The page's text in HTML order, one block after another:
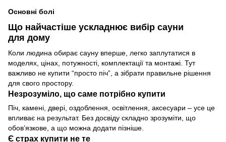
Основні болі
Що найчастіше ускладнює вибір сауни
для дому
Коли людина обирає сауну вперше, легко заплутатися в
моделях, цінах, потужності, комплектації та монтажі. Тут
важливо не купити “просто піч”, а зібрати правильне рішення
для свого простору.
Незрозуміло, що саме потрібно купити
Піч, камені, двері, оздоблення, освітлення, аксесуари – усе це
впливає на результат. Без досвіду складно зрозуміти, що
обов’язкове, а що можна додати пізніше.
Є страх купити не те